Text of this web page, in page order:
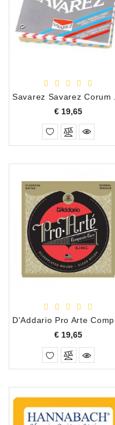
Bladmuziek
MODELLEN
OPRUIMING
DEMONSTRATIES
CLINICS
VERHUUR,
SERVICE
DIENSTEN
€ 19,65Prijs
€ 19,65Prijs